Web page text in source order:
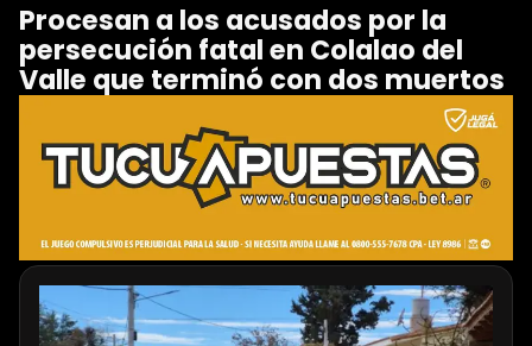
Procesan a los acusados por la
persecución fatal en Colalao del
Valle que terminó con dos muertos